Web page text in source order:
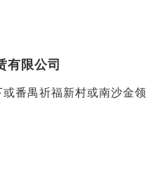
有限公司
番禺祈福新村或南沙金领